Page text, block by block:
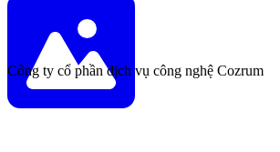
Công ty cổ phần dịch vụ công nghệ Cozrum